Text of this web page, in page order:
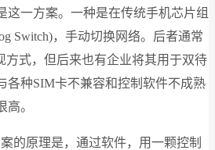
这一方案。一种是在传统手机芯片组
Switch)，手动切换网络。后者通常
方式，但后来也有企业将其用于双待
各种SIM卡不兼容和控制软件不成熟
。
的原理是，通过软件，用一颗控制